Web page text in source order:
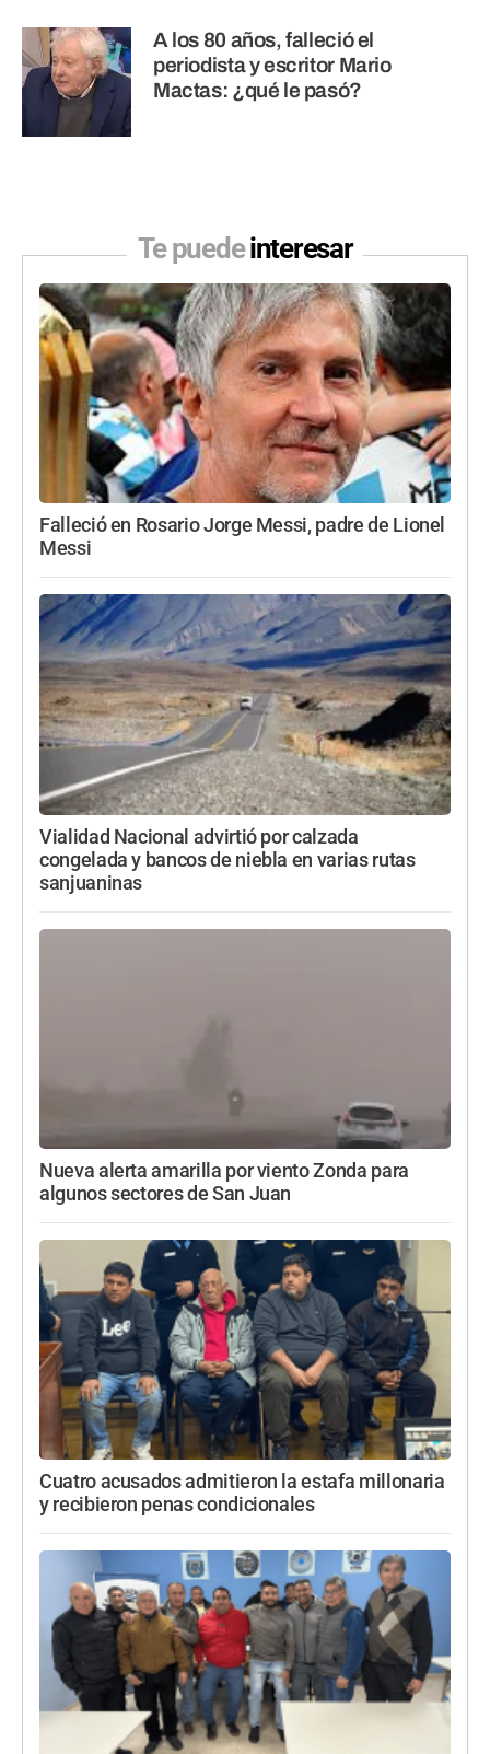
A los 80 años, falleció el
periodista y escritor Mario
Mactas: ¿qué le pasó?
Te puedeinteresar
Falleció en Rosario Jorge Messi, padre de Lionel
Messi
Vialidad Nacional advirtió por calzada
congelada y bancos de niebla en varias rutas
sanjuaninas
Nueva alerta amarilla por viento Zonda para
algunos sectores de San Juan
Cuatro acusados admitieron la estafa millonaria
y recibieron penas condicionales